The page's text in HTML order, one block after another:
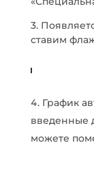
3.
ставим
График
введенные
можете